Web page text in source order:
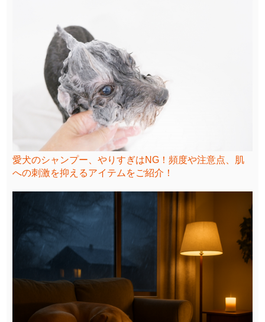
愛犬のシャンプー、やりすぎはNG！頻度や注意点、肌
への刺激を抑えるアイテムをご紹介！